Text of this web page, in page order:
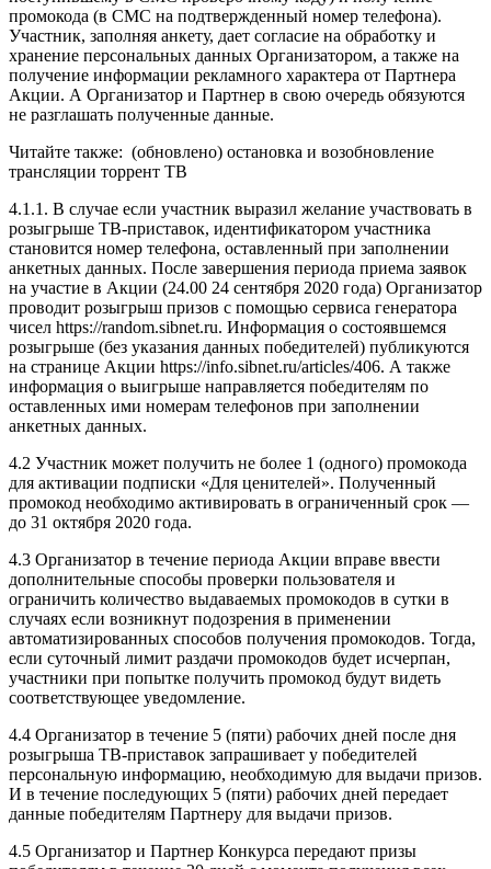
промокода (в СМС на подтвержденный номер телефона).
Участник, заполняя анкету, дает согласие на обработку и
хранение персональных данных Организатором, а также на
получение информации рекламного характера от Партнера
Акции. А Организатор и Партнер в свою очередь обязуются
не разглашать полученные данные.
Читайте также: (обновлено) остановка и возобновление
трансляции торрент ТВ
4.1.1. В случае если участник выразил желание участвовать в
розыгрыше ТВ-приставок, идентификатором участника
становится номер телефона, оставленный при заполнении
анкетных данных. После завершения периода приема заявок
на участие в Акции (24.00 24 сентября 2020 года) Организатор
проводит розыгрыш призов с помощью сервиса генератора
чисел https://random.sibnet.ru. Информация о состоявшемся
розыгрыше (без указания данных победителей) публикуются
на странице Акции https://info.sibnet.ru/articles/406. А также
информация о выигрыше направляется победителям по
оставленных ими номерам телефонов при заполнении
анкетных данных.
4.2 Участник может получить не более 1 (одного) промокода
для активации подписки «Для ценителей». Полученный
промокод необходимо активировать в ограниченный срок —
до 31 октября 2020 года.
4.3 Организатор в течение периода Акции вправе ввести
дополнительные способы проверки пользователя и
ограничить количество выдаваемых промокодов в сутки в
случаях если возникнут подозрения в применении
автоматизированных способов получения промокодов. Тогда,
если суточный лимит раздачи промокодов будет исчерпан,
участники при попытке получить промокод будут видеть
соответствующее уведомление.
4.4 Организатор в течение 5 (пяти) рабочих дней после дня
розыгрыша ТВ-приставок запрашивает у победителей
персональную информацию, необходимую для выдачи призов.
И в течение последующих 5 (пяти) рабочих дней передает
данные победителям Партнеру для выдачи призов.
4.5 Организатор и Партнер Конкурса передают призы